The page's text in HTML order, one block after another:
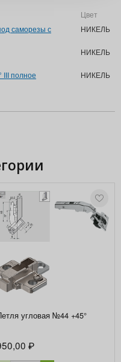
Цвет
саморезы с
НИКЕЛЬ
НИКЕЛЬ
III полное
НИКЕЛЬ
угловая №44 +45°
₽